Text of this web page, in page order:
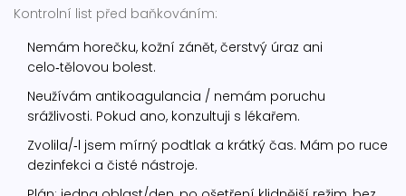
Kontrolní list před baňkováním:
Nemám horečku, kožní zánět, čerstvý úraz ani
celo‑tělovou bolest.
Neužívám antikoagulancia / nemám poruchu
srážlivosti. Pokud ano, konzultuji s lékařem.
Zvolila/‑l jsem mírný podtlak a krátký čas. Mám po ruce
dezinfekci a čisté nástroje.